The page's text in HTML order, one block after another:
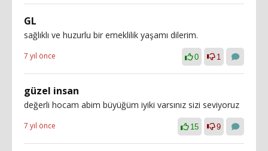
GL
sağlıklı ve huzurlu bir emeklilik yaşamı dilerim.
7 yıl önce 0 1
güzel insan
değerli hocam abim büyüğüm iyiki varsınız sizi seviyoruz
7 yıl önce 15 9